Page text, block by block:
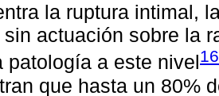
la ruptura intimal,
sin actuación sobre la
patología a este nivel16
que hasta un 80%